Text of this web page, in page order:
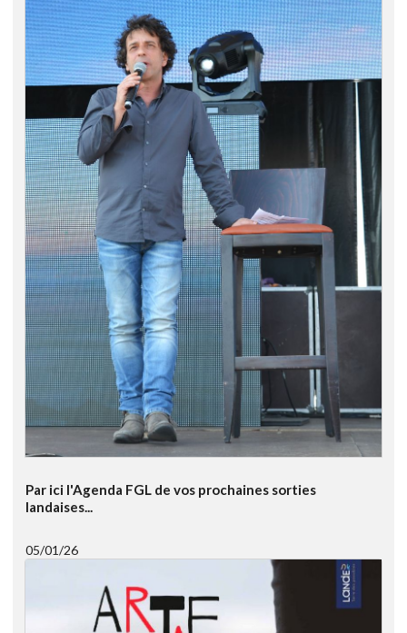
Par ici l'Agenda FGL de vos prochaines sorties
landaises...
05/01/26